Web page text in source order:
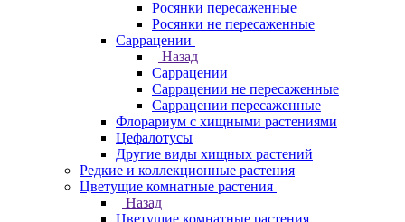
Росянки пересаженные
Росянки не пересаженные
Саррацении
Назад
Саррацении
Саррацении не пересаженные
Саррацении пересаженные
Флорариум с хищными растениями
Цефалотусы
Другие виды хищных растений
Редкие и коллекционные растения
Цветущие комнатные растения
Назад
Цветущие комнатные растения